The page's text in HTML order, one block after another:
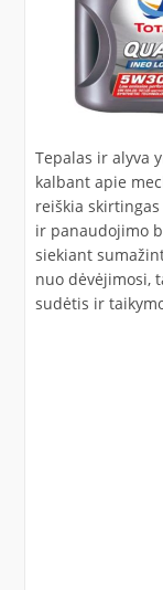
Tepalas ir alyva
kalbant apie
reiškia
ir panaudojimo
siekiant
nuo dėvėjimosi,
sudėtis ir